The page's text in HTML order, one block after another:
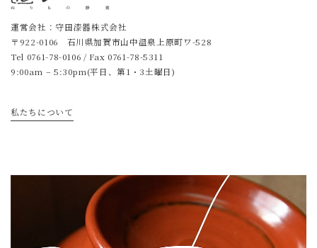
運営会社：守田漆器株式会社
〒922-0106 石川県加賀市山中温泉上原町ワ-528
Tel 0761-78-0106 / Fax 0761-78-5311
9:00am – 5:30pm(平日、第1・3土曜日)
私たちについて